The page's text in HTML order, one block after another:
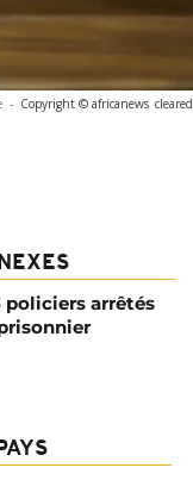
- Copyright © africanews cleared
policiers arrêtés